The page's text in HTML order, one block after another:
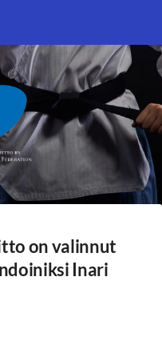
Taekwondoliitto ry
on valinnut
Inari